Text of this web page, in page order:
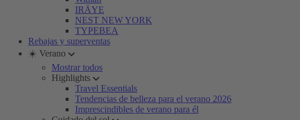
IRÄYE
NEST NEW YORK
TYPEBEA
Rebajas y superventas
☀️ Verano
Mostrar todos
Highlights
Travel Essentials
Tendencias de belleza para el verano 2026
Imprescindibles de verano para él